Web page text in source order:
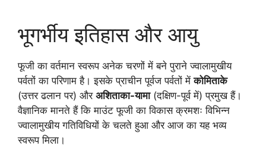
भूगर्भीय इतिहास और आयु
फूजी का वर्तमान स्वरूप अनेक चरणों में बने पुराने ज्वालामुखीय
पर्वतों का परिणाम है। इसके प्राचीन पूर्वज पर्वतों मेंकोमिताके
(उत्तर ढलान पर) और अशिताका-यामा(दक्षिण-पूर्व में) प्रमुख हैं।
वैज्ञानिक मानते हैं कि माउंट फूजी का विकास क्रमशः विभिन्न
ज्वालामुखीय गतिविधियों के चलते हुआ और आज का यह भव्य
स्वरूप मिला।